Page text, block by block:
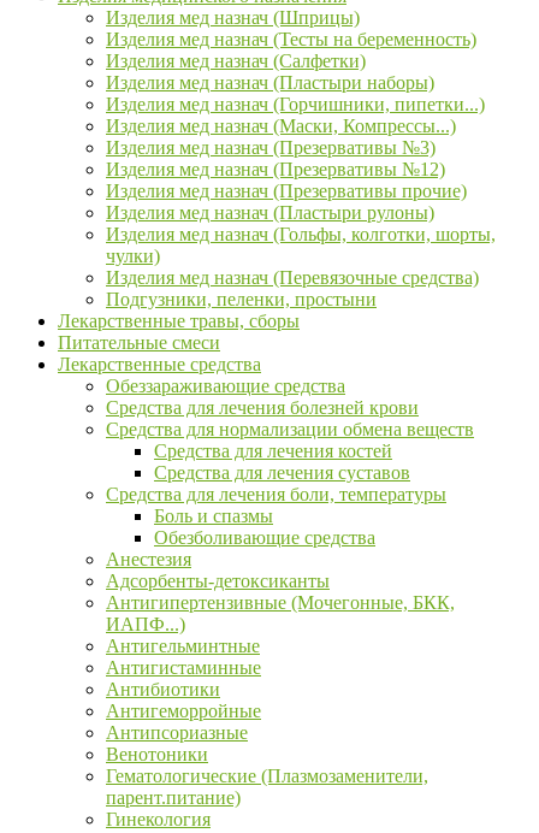
Изделия мед назнач (Шприцы)
Изделия мед назнач (Тесты на беременность)
Изделия мед назнач (Салфетки)
Изделия мед назнач (Пластыри наборы)
Изделия мед назнач (Горчишники, пипетки...)
Изделия мед назнач (Маски, Компрессы...)
Изделия мед назнач (Презервативы №3)
Изделия мед назнач (Презервативы №12)
Изделия мед назнач (Презервативы прочие)
Изделия мед назнач (Пластыри рулоны)
Изделия мед назнач (Гольфы, колготки, шорты,
чулки)
Изделия мед назнач (Перевязочные средства)
Подгузники, пеленки, простыни
Лекарственные травы, сборы
Питательные смеси
Лекарственные средства
Обеззараживающие средства
Средства для лечения болезней крови
Средства для нормализации обмена веществ
Средства для лечения костей
Средства для лечения суставов
Средства для лечения боли, температуры
Боль и спазмы
Обезболивающие средства
Анестезия
Адсорбенты-детоксиканты
Антигипертензивные (Мочегонные, БКК,
ИАПФ...)
Антигельминтные
Антигистаминные
Антибиотики
Антигеморройные
Антипсориазные
Венотоники
Гематологические (Плазмозаменители,
парент.питание)
Гинекология